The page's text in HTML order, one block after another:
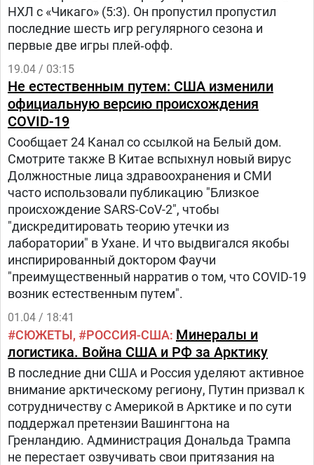
НХЛ с «Чикаго» (5:3). Он пропустил пропустил
последние шесть игр регулярного сезона и
первые две игры плей‑офф.
19.04 / 03:15
Не естественным путем: США изменили
официальную версию происхождения
COVID-19
Сообщает 24 Канал со ссылкой на Белый дом.
Смотрите также В Китае вспыхнул новый вирус
Должностные лица здравоохранения и СМИ
часто использовали публикацию "Близкое
происхождение SARS-CoV-2", чтобы
"дискредитировать теорию утечки из
лаборатории" в Ухане. И что выдвигался якобы
инспирированный доктором Фаучи
"преимущественный нарратив о том, что COVID-19
возник естественным путем".
01.04 / 18:41
СЮЖЕТЫ РОССИЯ-США Минералы и
логистика. Война США и РФ за Арктику
В последние дни США и Россия уделяют активное
внимание арктическому региону, Путин призвал к
сотрудничеству с Америкой в Арктике и по сути
поддержал претензии Вашингтона на
Гренландию. Администрация Дональда Трампа
не перестает озвучивать свои притязания на